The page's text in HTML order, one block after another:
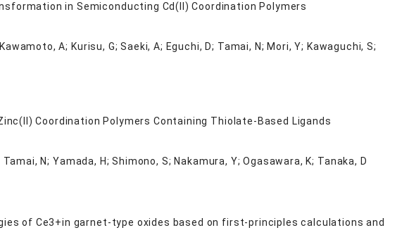
in Semiconducting Cd(II) Coordination Polymers
A; Kurisu, G; Saeki, A; Eguchi, D; Tamai, N; Mori, Y; Kawaguchi, S;
Coordination Polymers Containing Thiolate-Based Ligands
N; Yamada, H; Shimono, S; Nakamura, Y; Ogasawara, K; Tanaka, D
of Ce3+in garnet-type oxides based on first-principles calculations and